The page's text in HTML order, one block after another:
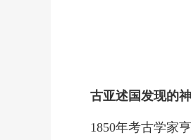
古亚述国发现的
1850年考古学家